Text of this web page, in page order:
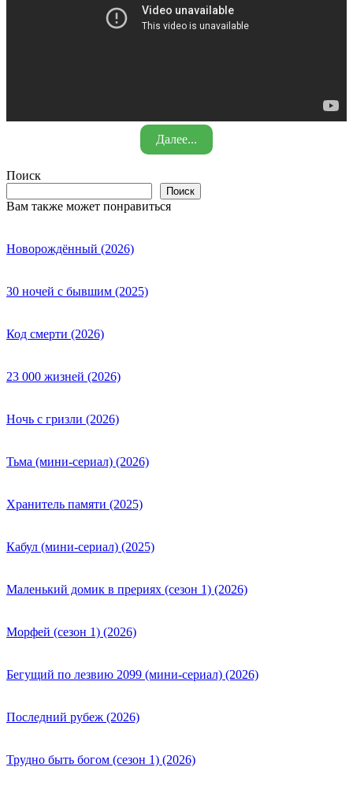
Далее...
Поиск
Поиск
Вам также может понравиться
Новорождённый (2026)
30 ночей с бывшим (2025)
Код смерти (2026)
23 000 жизней (2026)
Ночь с гризли (2026)
Тьма (мини-сериал) (2026)
Хранитель памяти (2025)
Кабул (мини-сериал) (2025)
Маленький домик в прериях (сезон 1) (2026)
Морфей (сезон 1) (2026)
Бегущий по лезвию 2099 (мини-сериал) (2026)
Последний рубеж (2026)
Трудно быть богом (сезон 1) (2026)